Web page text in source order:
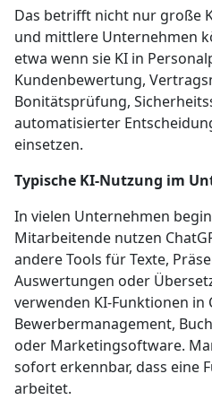
Das betrifft nicht nur große
und mittlere Unternehmen
etwa wenn sie KI in
Kundenbewertung,
Bonitätsprüfung,
automatisierter
einsetzen.
Typische KI-Nutzung im
In vielen Unternehmen
Mitarbeitende nutzen
andere Tools für Texte,
Auswertungen oder
verwenden KI-Funktionen in
Bewerbermanagement,
oder Marketingsoftware.
sofort erkennbar, dass eine
arbeitet.